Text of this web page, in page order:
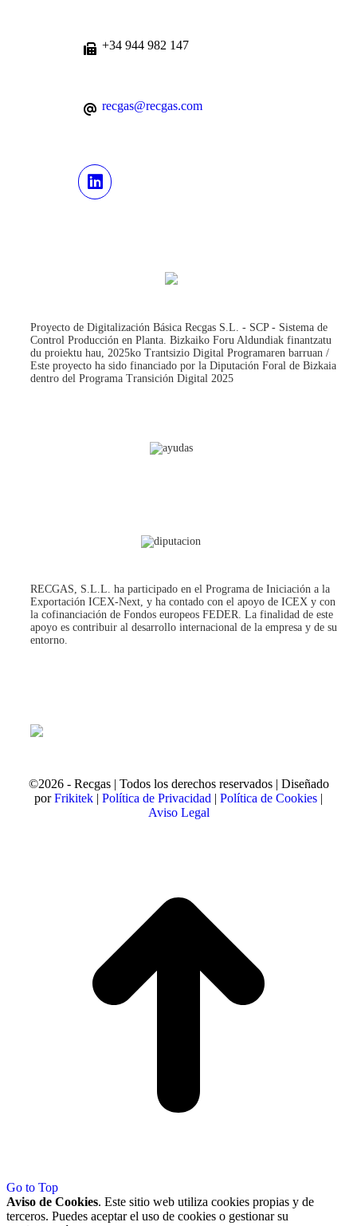
+34 944 982 147
recgas@recgas.com
Proyecto de Digitalización Básica Recgas S.L. - SCP - Sistema de
Control Producción en Planta. Bizkaiko Foru Aldundiak finantzatu
du proiektu hau, 2025ko Trantsizio Digital Programaren barruan /
Este proyecto ha sido financiado por la Diputación Foral de Bizkaia
dentro del Programa Transición Digital 2025
RECGAS, S.L.L. ha participado en el Programa de Iniciación a la
Exportación ICEX‐Next, y ha contado con el apoyo de ICEX y con
la cofinanciación de Fondos europeos FEDER. La finalidad de este
apoyo es contribuir al desarrollo internacional de la empresa y de su
entorno.
©2026 - Recgas | Todos los derechos reservados | Diseñado
porFrikitek | Política de Privacidad | Política de Cookies |
Aviso Legal
Go to Top
Aviso de Cookies. Este sitio web utiliza cookies propias y de
terceros. Puedes aceptar el uso de cookies o gestionar su